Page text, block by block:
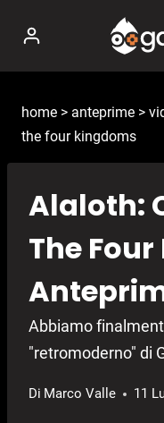
contenuto
home > anteprime >
the four kingdoms
Alaloth:
The
Abbiamo
"retromoderno" di
Di Marco Valle 11